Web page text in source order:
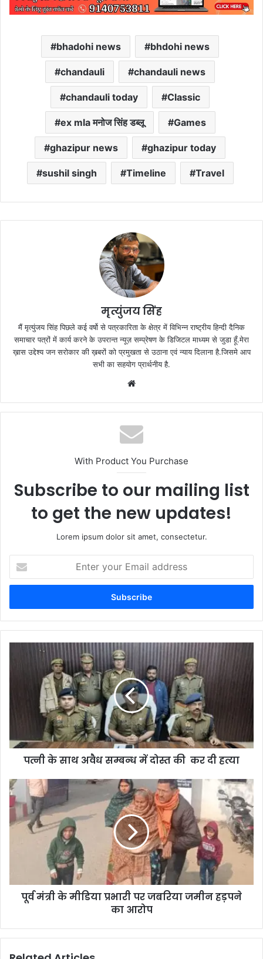
bhadohi news bhdohi news
chandauli chandauli news
chandauli today Classic
ex mla मनोज सिंह डब्लू Games
ghazipur news ghazipur today
sushil singh Timeline Travel
मृत्युंजय सिंह
मैं मृत्युंजय सिंह पिछले कई वर्षो से पत्रकारिता के क्षेत्र में विभिन्न राष्ट्रीय हिन्दी दैनिक
समाचार पत्रों में कार्य करने के उपरान्त न्यूज़ सम्प्रेषण के डिजिटल माध्यम से जुडा हूँ.मेरा
ख़ास उद्देश्य जन सरोकार की ख़बरों को प्रमुखता से उठाना एवं न्याय दिलाना है.जिसमे आप
सभी का सहयोग प्रार्थनीय है.
With Product You Purchase
Subscribe to our mailing list
to get the new updates!
Lorem ipsum dolor sit amet, consectetur.
your
Email
पत्नी के साथ अवैध सम्बन्ध में दोस्त की कर दी हत्या
पूर्व मंत्री के मीडिया प्रभारी पर जबरिया जमीन हड़पने
का आरोप